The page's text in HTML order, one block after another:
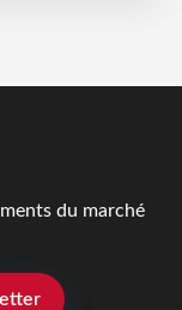
du marché